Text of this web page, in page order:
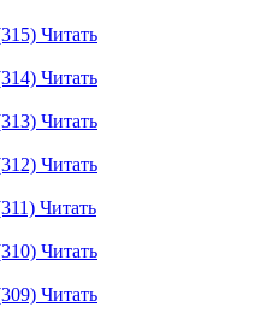
Читать
Читать
Читать
Читать
Читать
Читать
Читать